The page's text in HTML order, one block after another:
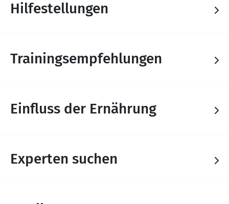
Hilfestellungen
Trainingsempfehlungen
Einfluss der Ernährung
Experten suchen